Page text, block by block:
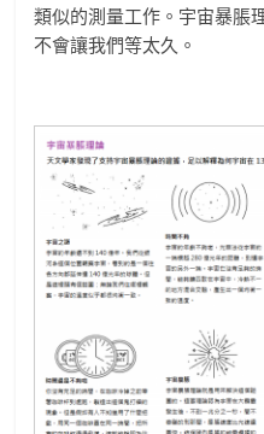
類似的測量工作。宇宙暴脹
不會讓我們等太久。